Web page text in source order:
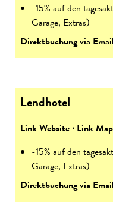
-15% auf den
Garage, Extras)
Direktbuchung via
Lendhotel
Link Website ∙ Link
-15% auf den
Garage, Extras)
Direktbuchung via